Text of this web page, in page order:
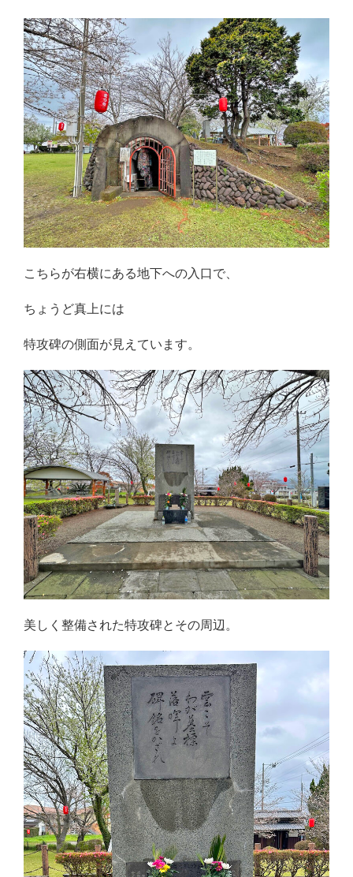
こちらが右横にある地下への入口で、
ちょうど真上には
特攻碑の側面が見えています。
美しく整備された特攻碑とその周辺。